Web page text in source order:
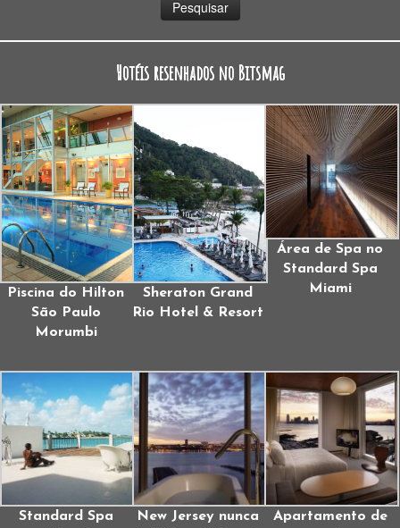
Hotéis resenhados no Bitsmag
Piscina do Hilton
São Paulo
Morumbi
Sheraton Grand
Rio Hotel & Resort
Área de Spa no
Standard Spa
Miami
Standard Spa
New Jersey nunca
Apartamento de